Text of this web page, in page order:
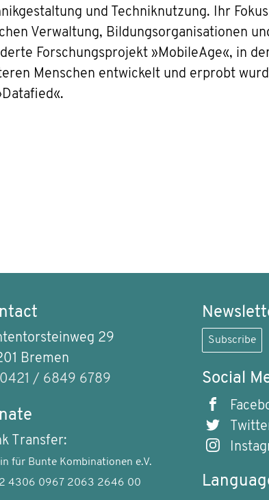
und Techniknutzung. Ihr
Verwaltung, Bildungsorganisationen
Forschungsprojekt »MobileAge«, in
Menschen entwickelt und erprobt
29
Bremen
0421 / 6849 6789
Transfer:
für Bunte Kombinationen e.V.
4306 0967 2063 2646 00
Subscribe
Social